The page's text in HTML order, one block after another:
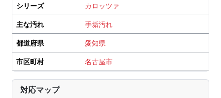
シリーズ
カロッツァ
主な汚れ
手垢汚れ
都道府県
愛知県
市区町村
名古屋市
対応マップ